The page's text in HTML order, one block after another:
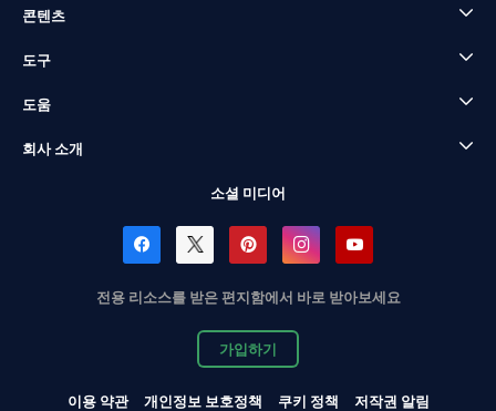
콘텐츠
도구
도움
회사 소개
소셜 미디어
전용 리소스를 받은 편지함에서 바로 받아보세요
가입하기
이용 약관 개인정보 보호정책 쿠키 정책
저작권 알림